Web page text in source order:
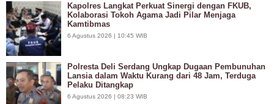
Kapolres Langkat Perkuat Sinergi dengan FKUB,
Kolaborasi Tokoh Agama Jadi Pilar Menjaga
Kamtibmas
6 Agustus 2026 | 10:45 WIB
Polresta Deli Serdang Ungkap Dugaan Pembunuhan
Lansia dalam Waktu Kurang dari 48 Jam, Terduga
Pelaku Ditangkap
6 Agustus 2026 | 08:23 WIB